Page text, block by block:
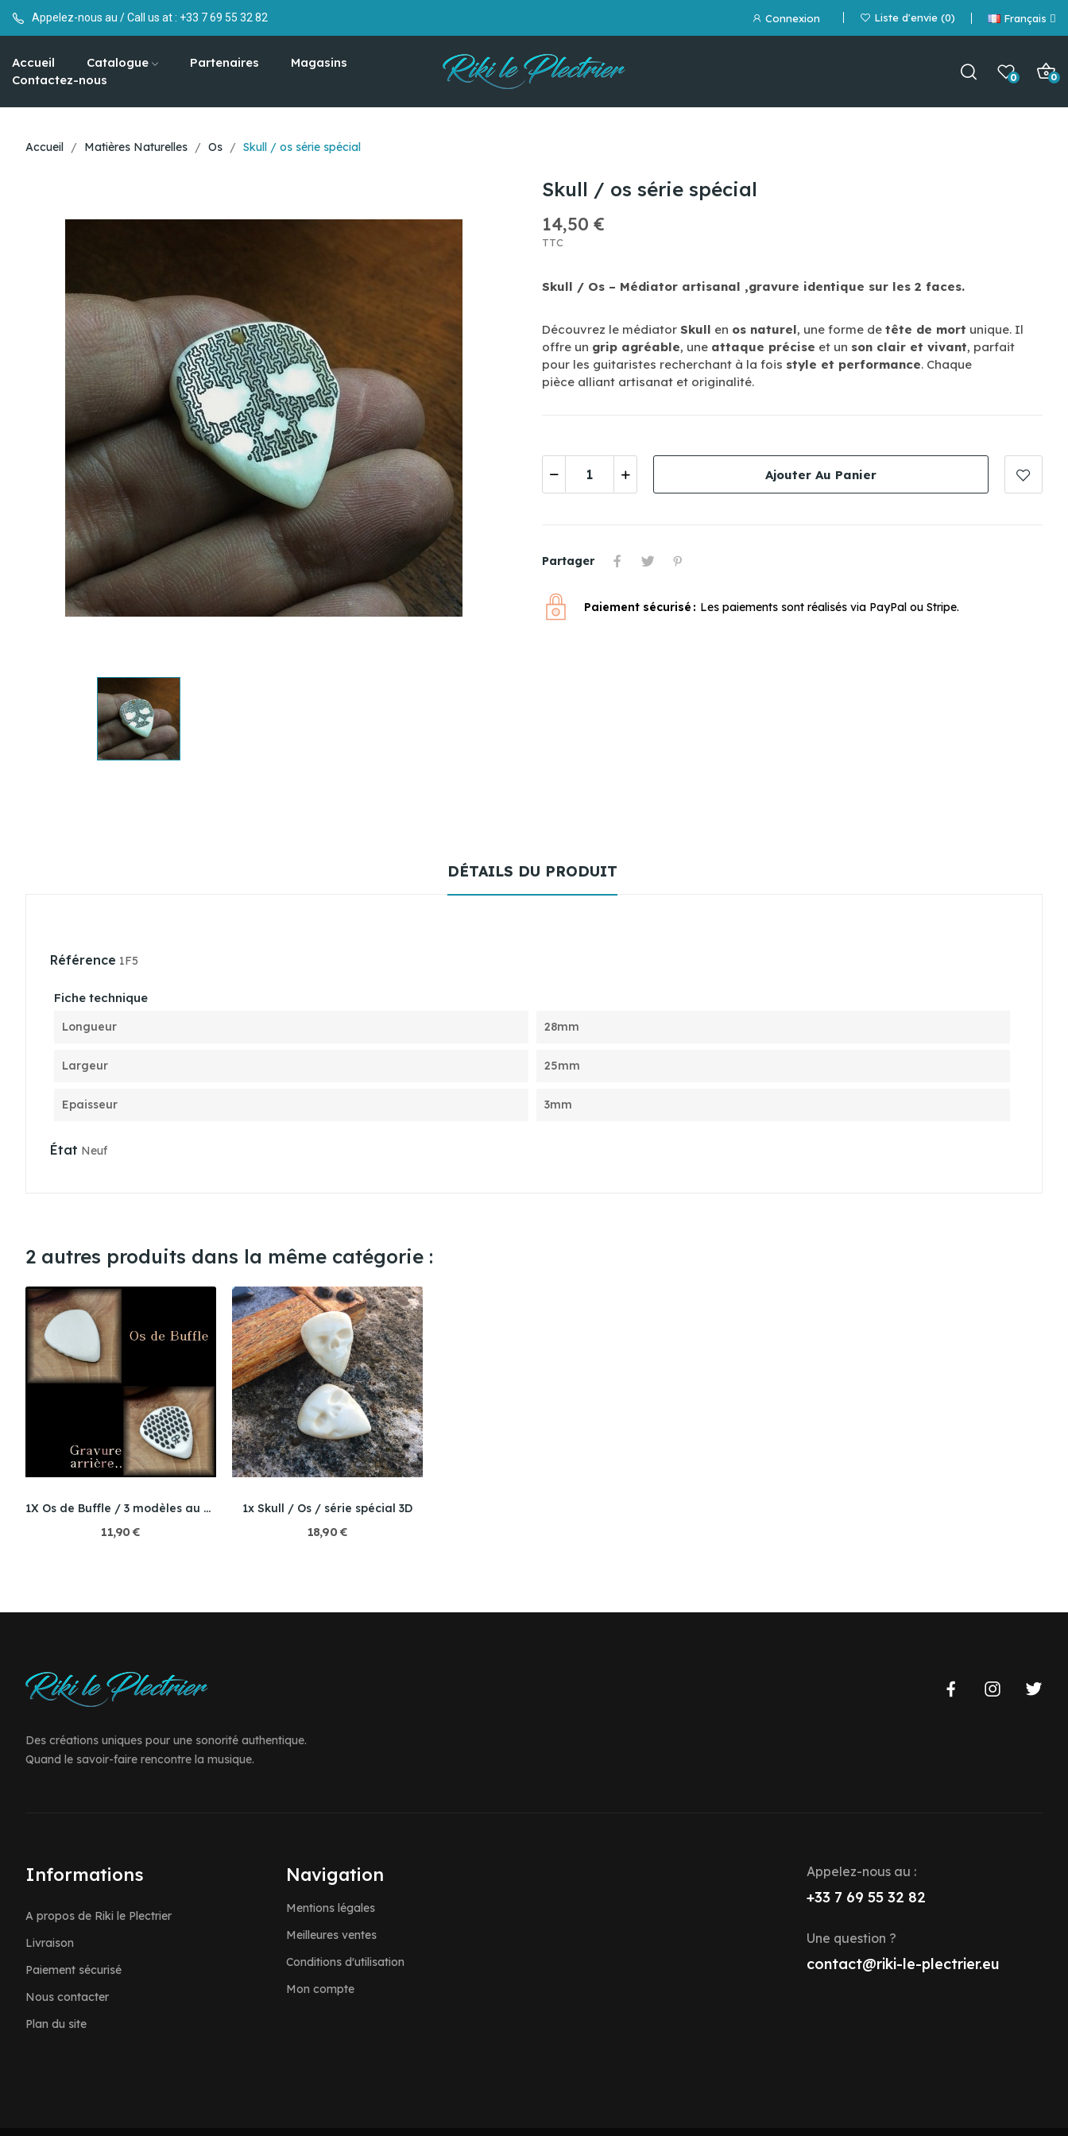
Appelez-nous au / Call us at : +33 7 69 55 32 82 Connexion Liste d'envie 0 Français
Accueil Catalogue Partenaires
Magasins
Contactez-nous
0 0
Accueil Matières Naturelles Os Skull / os série spécial
Skull / os série spécial
14,50 €
TTC
Skull / Os – Médiator artisanal ,gravure identique sur les 2 faces.
Découvrez le médiator Skull en os naturel, une forme de tête de mort unique. Il
offre un grip agréable, une attaque précise et un son clair et vivant, parfait
pour les guitaristes recherchant à la fois style et performance. Chaque
pièce alliant artisanat et originalité.
Ajouter Au Panier
Partager
Paiement sécurisé Les paiements sont réalisés via PayPal ou Stripe.
DÉTAILS DU PRODUIT
Référence 1F5
Fiche technique
Longueur 28mm
Largeur 25mm
Epaisseur 3mm
État Neuf
2 autres produits dans la même catégorie :
1X Os de Buffle / 3 modèles au choix
11,90 €
1x Skull / Os / série spécial 3D
18,90 €
Des créations uniques pour une sonorité authentique.
Quand le savoir-faire rencontre la musique.
Informations
A propos de Riki le Plectrier
Livraison
Paiement sécurisé
Nous contacter
Plan du site
Navigation
Mentions légales
Meilleures ventes
Conditions d'utilisation
Mon compte
Appelez-nous au :
+33 7 69 55 32 82
Une question ?
contact@riki-le-plectrier.eu